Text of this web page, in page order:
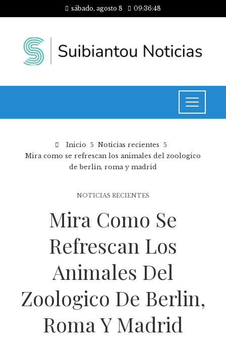
sábado, agosto 8 09:36:48
Inicio
Noticias recientes
Mira como se refrescan los animales del zoologico
de berlin, roma y madrid
NOTICIAS RECIENTES
Mira Como Se
Refrescan Los
Animales Del
Zoologico De Berlin,
Roma Y Madrid